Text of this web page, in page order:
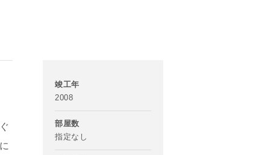
竣工年
2008
部屋数
指定なし